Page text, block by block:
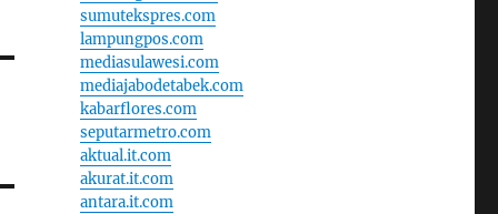
sumutekspres.com
lampungpos.com
mediasulawesi.com
mediajabodetabek.com
kabarflores.com
seputarmetro.com
aktual.it.com
akurat.it.com
antara.it.com